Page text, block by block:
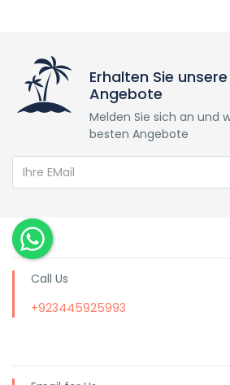
Erhalten Sie
Angebote
Melden Sie sich an und
besten Angebote
Call Us
+923445925993